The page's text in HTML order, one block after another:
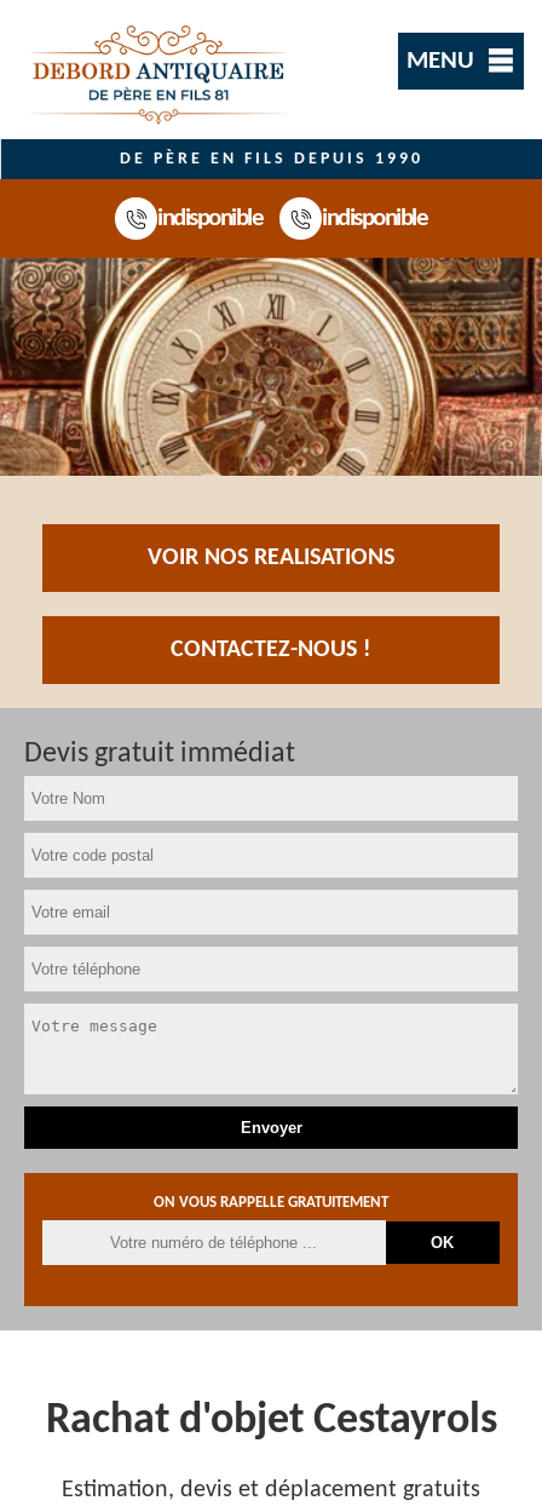
MENU
DE PÈRE EN FILS DEPUIS 1990
indisponible indisponible
VOIR NOS REALISATIONS
CONTACTEZ-NOUS !
Devis gratuit immédiat
ON VOUS RAPPELLE GRATUITEMENT
Rachat d'objet Cestayrols
Estimation, devis et déplacement gratuits